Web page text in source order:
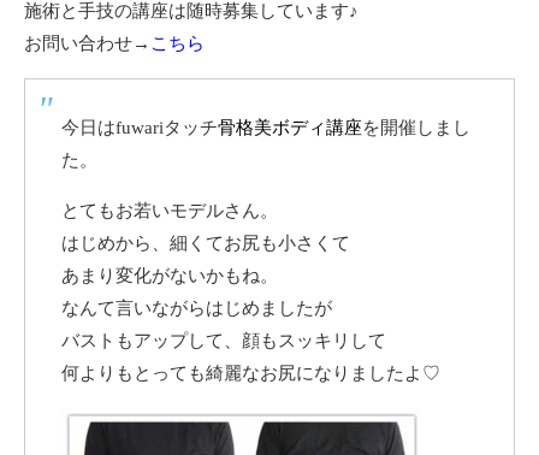
施術と手技の講座は随時募集しています♪
お問い合わせ→ こちら
今日はfuwariタッチ骨格美ボディ講座を開催しまし
た。
とてもお若いモデルさん。
はじめから、細くてお尻も小さくて
あまり変化がないかもね。
なんて言いながらはじめましたが
バストもアップして、顔もスッキリして
何よりもとっても綺麗なお尻になりましたよ♡